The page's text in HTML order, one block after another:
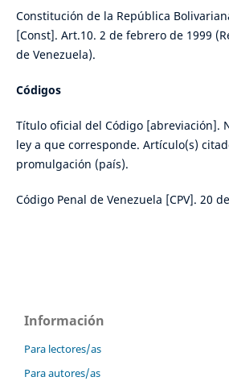
Constitución de la República
[Const]. Art.10. 2 de febrero de 1999
de Venezuela).
Códigos
Título oficial del Código [abreviación].
ley a que corresponde. Artículo(s)
promulgación (país).
Código Penal de Venezuela [CPV]. 20
Información
Para lectores/as
Para autores/as